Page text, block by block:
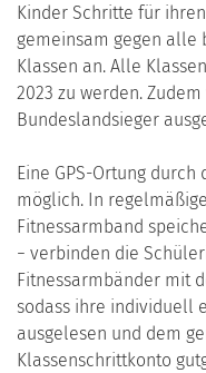
Kinder Schritte für
gemeinsam gegen alle
Klassen an. Alle
2023 zu werden.
Bundeslandsieger
Eine GPS-Ortung
möglich. In
Fitnessarmband
− verbinden die
Fitnessarmbänder mit
sodass ihre individuell
ausgelesen und dem
Klassenschrittkonto